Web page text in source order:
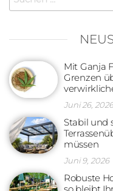
nach:
Mit Ganja
Grenzen
Juni 26,
Stabil und
müssen
Juni 9, 2026
Robuste
so bleibt